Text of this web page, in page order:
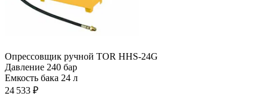
Опрессовщик ручной TOR HHS-24G
Давление 240 бар
Емкость бака 24 л
24 533 ₽